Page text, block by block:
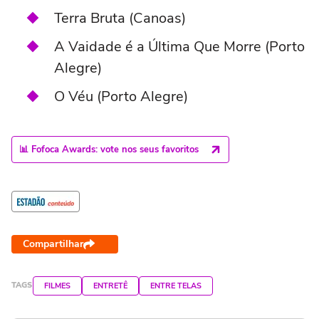
Terra Bruta (Canoas)
A Vaidade é a Última Que Morre (Porto
Alegre)
O Véu (Porto Alegre)
📊 Fofoca Awards: vote nos seus favoritos
Compartilhar
TAGS FILMES ENTRETÊ ENTRE TELAS